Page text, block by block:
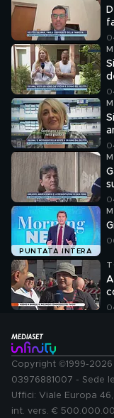
PUNTATA INTERA
Copyright ©1999-2026
03976881007 - Sede
Uffici: Viale Europa
int. vers. €